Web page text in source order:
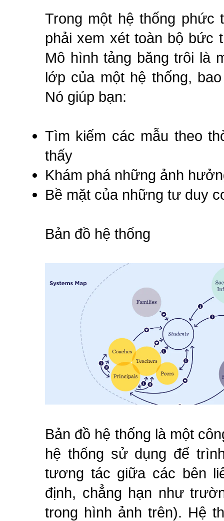
Trong một hệ thống phức
phải xem xét toàn bộ bức
Mô hình tảng băng trôi là
lớp của một hệ thống,
Nó giúp bạn:
Tìm kiếm các mẫu theo
thấy
Khám phá những ảnh
Bề mặt của những tư duy
Bản đồ hệ thống
Bản đồ hệ thống là một
hệ thống sử dụng để
tương tác giữa các bên
định, chẳng hạn như
trong hình ảnh trên). Hệ